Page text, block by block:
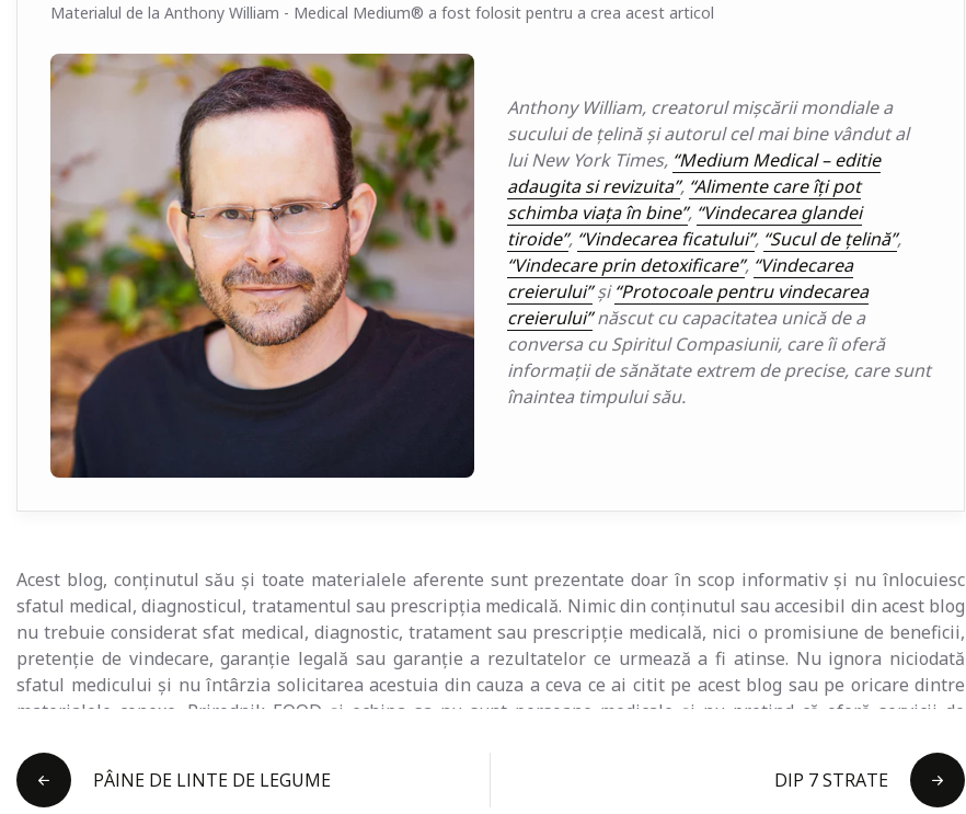
Materialul de la Anthony William - Medical Medium® a fost folosit pentru a crea acest articol
Anthony William, creatorul mișcării mondiale a
sucului de țelină și autorul cel mai bine vândut al
lui New York Times, “Medium Medical – editie
adaugita si revizuita”, “Alimente care îți pot
schimba viața în bine”, “Vindecarea glandei
tiroide”, “Vindecarea ficatului”, “Sucul de țelină”,
“Vindecare prin detoxificare”, “Vindecarea
creierului”şi“Protocoale pentru vindecarea
creierului”născut cu capacitatea unică de a
conversa cu Spiritul Compasiunii, care îi oferă
informații de sănătate extrem de precise, care sunt
înaintea timpului său.
Acest blog, conținutul său și toate materialele aferente sunt prezentate doar în scop informativ și nu înlocuiesc
sfatul medical, diagnosticul, tratamentul sau prescripția medicală. Nimic din conținutul sau accesibil din acest blog
nu trebuie considerat sfat medical, diagnostic, tratament sau prescripție medicală, nici o promisiune de beneficii,
pretenție de vindecare, garanție legală sau garanție a rezultatelor ce urmează a fi atinse. Nu ignora niciodată
sfatul medicului și nu întârzia solicitarea acestuia din cauza a ceva ce ai citit pe acest blog sau pe oricare dintre
materialele conexe. Prirodnik EOOD și echipa sa nu sunt persoane medicale și nu pretind că oferă servicii de
medicament, tratament sau îngrijire curent sau de a începe orice dietă, exerciții fizice sau program de suplimente
sau dacă aveți sau bănuiți că ați putea avea o afecțiune care necesită îngrijire medicală. Agenția pentru Alimente și
PÂINE DE LINTE DE LEGUME DIP 7 STRATE